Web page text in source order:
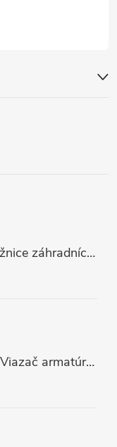
EXTOL PREMIUM 8872105 Nožnice záhradnícke dlhé úzke, 200mm, max. prestrih Ø6mm
EXTOL INDUSTRIAL 8791861 Viazač armatúr aku Share20V, bez aku, drôt 0,8mm, oko 8-34mm, bezuhlíkový motor